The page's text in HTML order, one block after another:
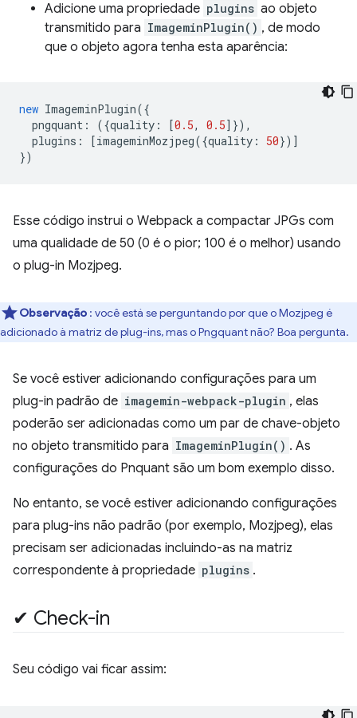
Adicione uma propriedade plugins ao objeto
transmitido para ImageminPlugin() , de modo
que o objeto agora tenha esta aparência:
new ImageminPlugin({
pngquant : ({quality : [0.5, 0.5]}),
plugins : [imageminMozjpeg({quality : 50})]
})
Esse código instrui o Webpack a compactar JPGs com
uma qualidade de 50 (0 é o pior; 100 é o melhor) usando
o plug-in Mozjpeg.
Observação : você está se perguntando por que o Mozjpeg é
adicionado à matriz de plug-ins, mas o Pngquant não? Boa pergunta.
Se você estiver adicionando configurações para um
plug-in padrão de imagemin-webpack-plugin , elas
poderão ser adicionadas como um par de chave-objeto
no objeto transmitido para ImageminPlugin() . As
configurações do Pnquant são um bom exemplo disso.
No entanto, se você estiver adicionando configurações
para plug-ins não padrão (por exemplo, Mozjpeg), elas
precisam ser adicionadas incluindo-as na matriz
correspondente à propriedade plugins .
✔︎ Check-in
Seu código vai ficar assim: